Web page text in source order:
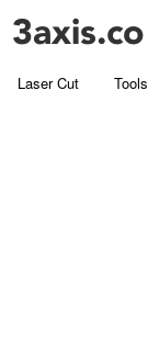
Laser Cut Tools